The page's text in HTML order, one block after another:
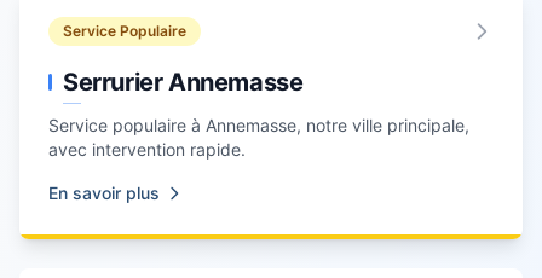
Service Populaire
Serrurier Annemasse
Service populaire à Annemasse, notre ville principale,
avec intervention rapide.
En savoir plus